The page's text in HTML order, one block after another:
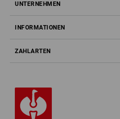
UNTERNEHMEN
INFORMATIONEN
ZAHLARTEN